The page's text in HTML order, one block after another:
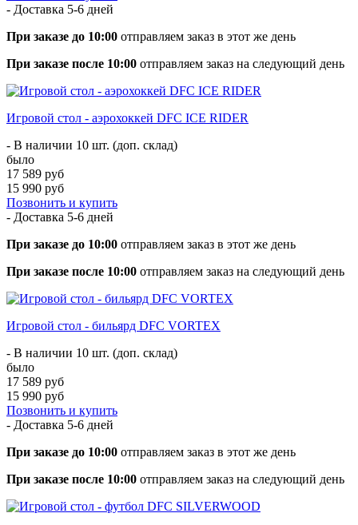
- Доставка 5-6 дней
При заказе до 10:00 отправляем заказ в этот же день
При заказе после 10:00 отправляем заказ на следующий день
Игровой стол - аэрохоккей DFC ICE RIDER
- В наличии 10 шт. (доп. склад)
было
17 589 руб
15 990 руб
Позвонить и купить
- Доставка 5-6 дней
При заказе до 10:00 отправляем заказ в этот же день
При заказе после 10:00 отправляем заказ на следующий день
Игровой стол - бильярд DFC VORTEX
- В наличии 10 шт. (доп. склад)
было
17 589 руб
15 990 руб
Позвонить и купить
- Доставка 5-6 дней
При заказе до 10:00 отправляем заказ в этот же день
При заказе после 10:00 отправляем заказ на следующий день